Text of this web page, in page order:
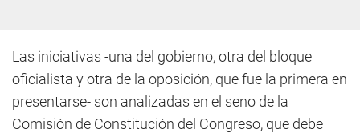
Las iniciativas -una del gobierno, otra del bloque
oficialista y otra de la oposición, que fue la primera en
presentarse- son analizadas en el seno de la
Comisión de Constitución del Congreso, que debe